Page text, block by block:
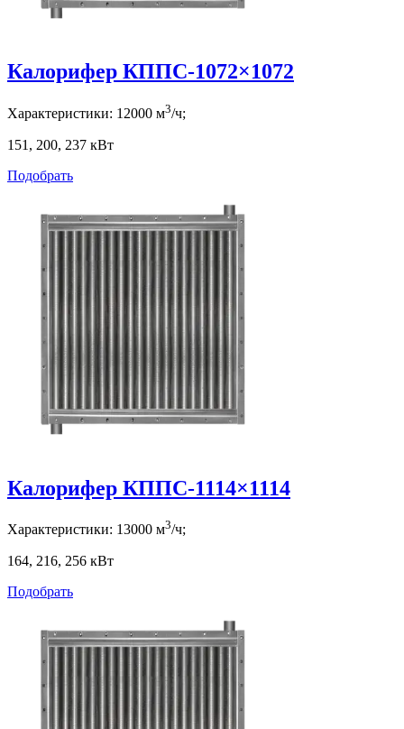
Калорифер КППС-1072×1072
Характеристики: 12000 м3/ч;
151, 200, 237 кВт
Подобрать
Калорифер КППС-1114×1114
Характеристики: 13000 м3/ч;
164, 216, 256 кВт
Подобрать